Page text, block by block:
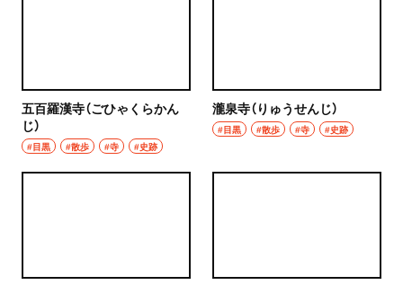
五百羅漢寺（ごひゃくらかん
じ）
#目黒 #散歩 #寺 #史跡
瀧泉寺（りゅうせんじ）
#目黒 #散歩 #寺 #史跡